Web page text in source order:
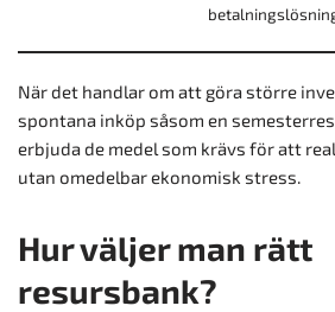
När det handlar om att göra större
spontana inköp såsom en
erbjuda de medel som krävs för att
utan omedelbar ekonomisk stress.
Hur väljer man rätt
resursbank?